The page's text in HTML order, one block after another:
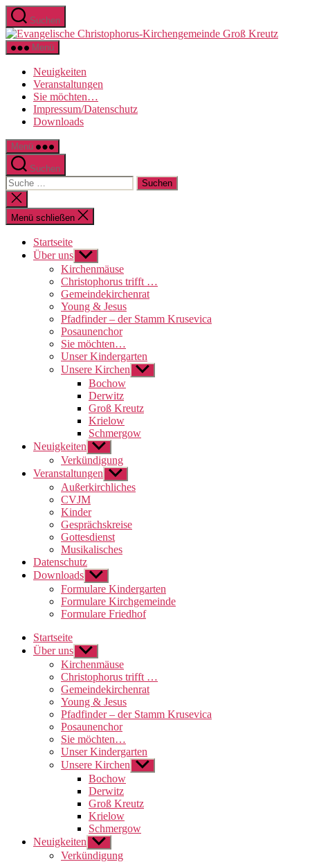
Direkt
zum
Inhalt
wechseln
Suchen
Menü
Neuigkeiten
Veranstaltungen
Sie möchten…
Impressum/Datenschutz
Downloads
Menü
Suchen
Suche
nach:
Suche
schließen
Menü schließen
Startseite
Über uns Untermenü
anzeigen
Kirchenmäuse
Christophorus trifft …
Gemeindekirchenrat
Young & Jesus
Pfadfinder – der Stamm Krusevica
Posaunenchor
Sie möchten…
Unser Kindergarten
Unsere Kirchen Untermenü
anzeigen
Bochow
Derwitz
Groß Kreutz
Krielow
Schmergow
Neuigkeiten Untermenü
anzeigen
Verkündigung
Veranstaltungen Untermenü
anzeigen
Außerkirchliches
CVJM
Kinder
Gesprächskreise
Gottesdienst
Musikalisches
Datenschutz
Downloads Untermenü
anzeigen
Formulare Kindergarten
Formulare Kirchgemeinde
Formulare Friedhof
Startseite
Über uns Untermenü
anzeigen
Kirchenmäuse
Christophorus trifft …
Gemeindekirchenrat
Young & Jesus
Pfadfinder – der Stamm Krusevica
Posaunenchor
Sie möchten…
Unser Kindergarten
Unsere Kirchen Untermenü
anzeigen
Bochow
Derwitz
Groß Kreutz
Krielow
Schmergow
Neuigkeiten Untermenü
anzeigen
Verkündigung